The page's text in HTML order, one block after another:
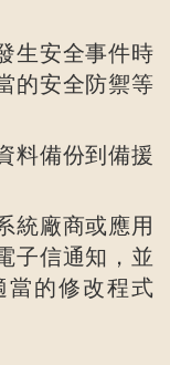
生安全事件時
的安全防禦等
料備份到備援
統廠商或應用
子信通知，並
當的修改程式